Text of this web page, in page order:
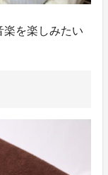
楽を楽しみたい